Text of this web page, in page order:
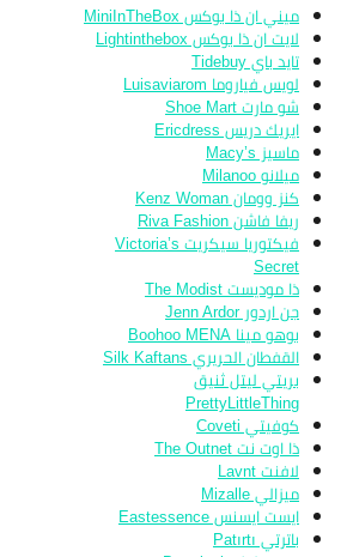
ميني ان ذا بوكس MiniInTheBox
لايت ان ذا بوكس Lightinthebox
تايد باي Tidebuy
لويس فياروما Luisaviarom
شو مارت Shoe Mart
ايريك دريس Ericdress
ماسيز Macy’s
ميلانو Milanoo
كنز وومان Kenz Woman
ريفا فاشن Riva Fashion
فيكتوريا سيكريت Victoria’s
Secret
ذا موديست The Modist
جن اردور Jenn Ardor
بوهو مينا Boohoo MENA
القفطان الحريري Silk Kaftans
بريتي ليتل ثنيق
PrettyLittleThing
كوفيتي Coveti
ذا اوت نت The Outnet
لافنت Lavnt
ميزالي Mizalle
ايست ايسنس Eastessence
باترتي Patırtı